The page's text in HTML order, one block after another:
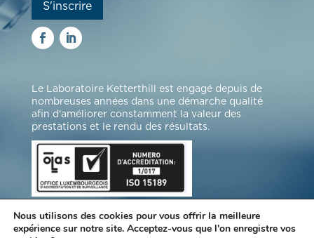
S'inscrire
Le Laboratoire Ketterthill est engagé depuis de
nombreuses années dans une démarche qualité
afin d'améliorer constamment la valeur des
prestations et le rendu des résultats.
Nous utilisons des cookies pour vous offrir la meilleure
expérience sur notre site. Acceptez-vous que l'on enregistre vos